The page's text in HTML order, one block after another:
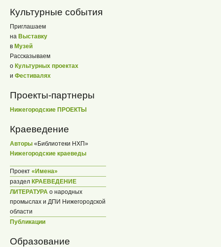
Культурные события
Приглашаем
на Выставку
в Музей
Рассказываем
о Культурных проектах
и Фестивалях
Проекты-партнеры
Нижегородские ПРОЕКТЫ
Краеведение
Авторы «Библиотеки НХП»
Нижегородские краеведы
Проект «Имена»
раздел КРАЕВЕДЕНИЕ
ЛИТЕРАТУРА о народных
промыслах и ДПИ Нижегородской
области
Публикации
Образование